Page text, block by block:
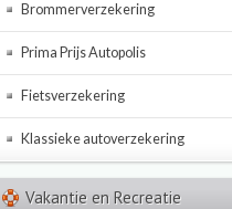
Brommerverzekering
Prima Prijs Autopolis
Fietsverzekering
Klassieke autoverzekering
Vakantie en Recreatie